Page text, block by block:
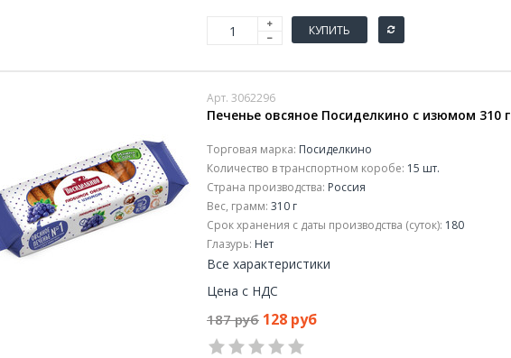
КУПИТЬ
Арт. 3062296
Печенье овсяное Посиделкино с изюмом 310 г
Торговая марка: Посиделкино
Количество в транспортном коробе: 15 шт.
Страна производства: Россия
Вес, грамм: 310 г
Срок хранения с даты производства (суток): 180
Глазурь: Нет
Все характеристики
Цена с НДС
187 руб 128 руб